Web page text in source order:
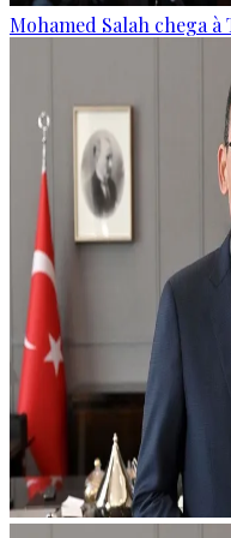
Mohamed Salah chega